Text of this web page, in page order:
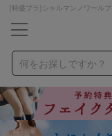
[特盛ブラ]シャルマンノワール
何をお探しですか？
ナイトブラ ノンワ